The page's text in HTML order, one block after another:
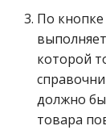
Справочник
пунктов,
Справочник
Справочник
По кнопке
которой
должно
товара